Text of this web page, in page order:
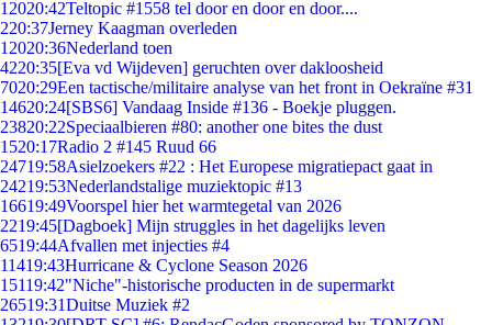
12020:42Teltopic #1558 tel door en door en door....
220:37Jerney Kaagman overleden
12020:36Nederland toen
4220:35[Eva vd Wijdeven] geruchten over dakloosheid
7020:29Een tactische/militaire analyse van het front in Oekraïne #31
14620:24[SBS6] Vandaag Inside #136 - Boekje pluggen.
23820:22Speciaalbieren #80: another one bites the dust
1520:17Radio 2 #145 Ruud 66
24719:58Asielzoekers #22 : Het Europese migratiepact gaat in
24219:53Nederlandstalige muziektopic #13
16619:49Voorspel hier het warmtegetal van 2026
2219:45[Dagboek] Mijn struggles in het dagelijks leven
6519:44Afvallen met injecties #4
11419:43Hurricane & Cyclone Season 2026
15119:42"Niche"-historische producten in de supermarkt
26519:31Duitse Muziek #2